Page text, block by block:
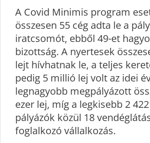
A Covid Minimis program
összesen 55 cég adta le a
iratcsomót, ebből 49-et
bizottság. A nyertesek
lejt hívhatnak le, a teljes
pedig 5 millió lej volt az idei
legnagyobb megpályázott
ezer lej, míg a legkisebb 2
pályázók közül 18
foglalkozó vállalkozás.